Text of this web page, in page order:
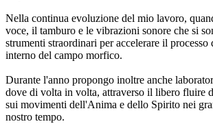
Nella continua evoluzione del mio lavoro,
voce, il tamburo e le vibrazioni sonore che si
strumenti straordinari per accelerare il processo
interno del campo morfico.
Durante l'anno propongo inoltre anche
dove di volta in volta, attraverso il libero fluire
sui movimenti dell'Anima e dello Spirito nei
nostro tempo.